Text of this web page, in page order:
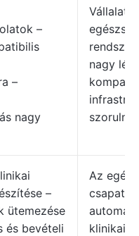
–
–
nagy
Vállalati
nagy
–
ütemezése
és bevételi
Az
csapatok
klinikai